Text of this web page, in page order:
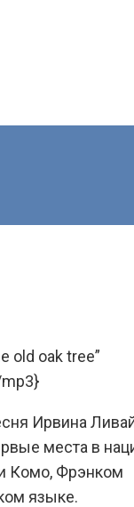
old oak tree”
Ирвина
места в
Комо, Фрэнком
языке.